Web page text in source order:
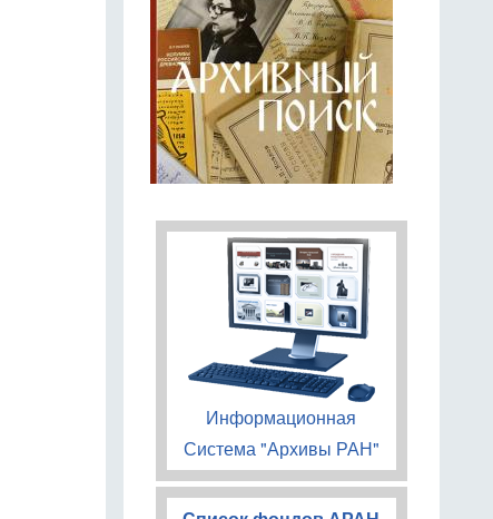
Информационная
Система "Архивы РАН"